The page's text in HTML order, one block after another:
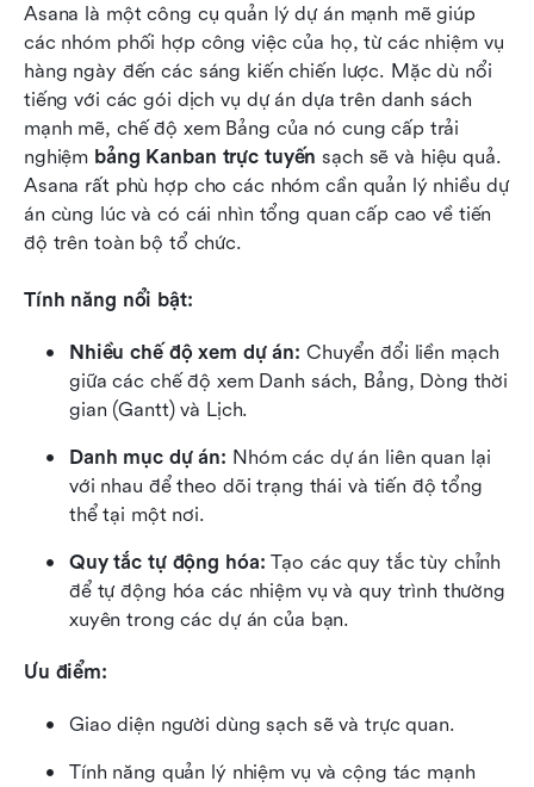
Asana là một công cụ quản lý dự án mạnh mẽ giúp
các nhóm phối hợp công việc của họ, từ các nhiệm vụ
hàng ngày đến các sáng kiến chiến lược. Mặc dù nổi
tiếng với các gói dịch vụ dự án dựa trên danh sách
mạnh mẽ, chế độ xem Bảng của nó cung cấp trải
nghiệm bảng Kanban trực tuyến sạch sẽ và hiệu quả.
Asana rất phù hợp cho các nhóm cần quản lý nhiều dự
án cùng lúc và có cái nhìn tổng quan cấp cao về tiến
độ trên toàn bộ tổ chức.
Tính năng nổi bật:
Nhiều chế độ xem dự án: Chuyển đổi liền mạch
giữa các chế độ xem Danh sách, Bảng, Dòng thời
gian (Gantt) và Lịch.
Danh mục dự án: Nhóm các dự án liên quan lại
với nhau để theo dõi trạng thái và tiến độ tổng
thể tại một nơi.
Quy tắc tự động hóa: Tạo các quy tắc tùy chỉnh
để tự động hóa các nhiệm vụ và quy trình thường
xuyên trong các dự án của bạn.
Ưu điểm:
Giao diện người dùng sạch sẽ và trực quan.
Tính năng quản lý nhiệm vụ và cộng tác mạnh